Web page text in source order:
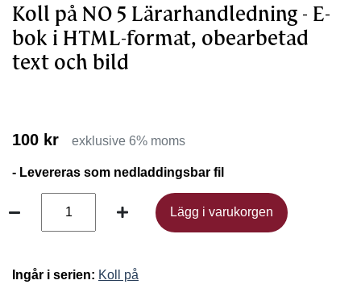
Koll på NO 5 Lärarhandledning - E-
bok i HTML-format, obearbetad
text och bild
100 kr exklusive 6% moms
- Levereras som nedladdingsbar fil
Lägg i varukorgen
Lägg i varukorgen
Ingår i serien: Koll på